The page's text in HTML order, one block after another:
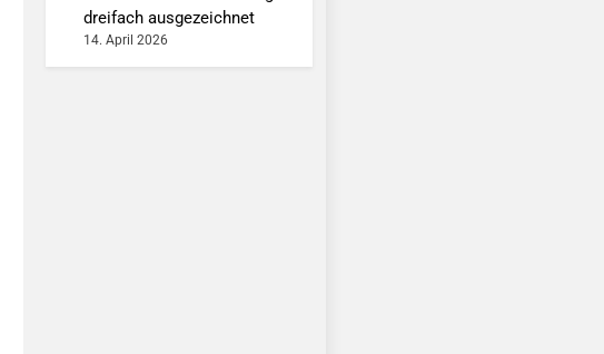
dreifach ausgezeichnet
14. April 2026